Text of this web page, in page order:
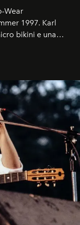
Wear
1997. Karl
bikini e una
Trent'anni dopo,
che abbiamo.